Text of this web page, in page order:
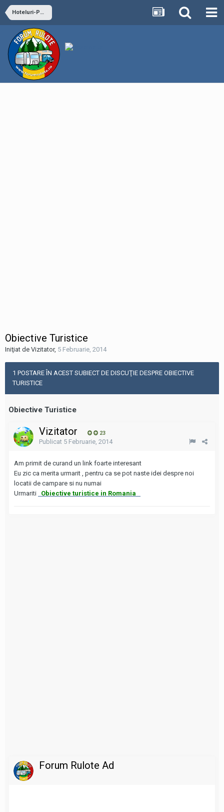
Hoteluri-Pensiuni-Vile
Obiective Turistice
Iniţiat de Vizitator, 5 Februarie, 2014
1 POSTARE ÎN ACEST SUBIECT DE DISCUŢIE DESPRE OBIECTIVE
TURISTICE
Obiective Turistice
Vizitator 23
Publicat 5 Februarie, 2014
Am primit de curand un link foarte interesant
Eu zic ca merita urmarit , pentru ca se pot naste idei despre noi
locatii de campare si nu numai
Urmariti
Obiective turistice in Romania
Forum Rulote Ad